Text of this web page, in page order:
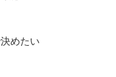
めたい